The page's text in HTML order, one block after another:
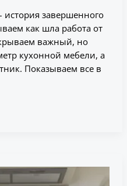
история завершенного
как шла работа от
важный, но
кухонной мебели, а
Показываем все в